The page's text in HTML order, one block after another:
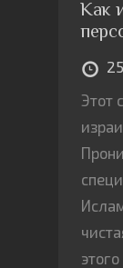
Как
Этот